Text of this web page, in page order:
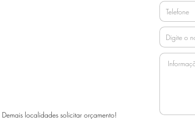
localidades solicitar orçamento!